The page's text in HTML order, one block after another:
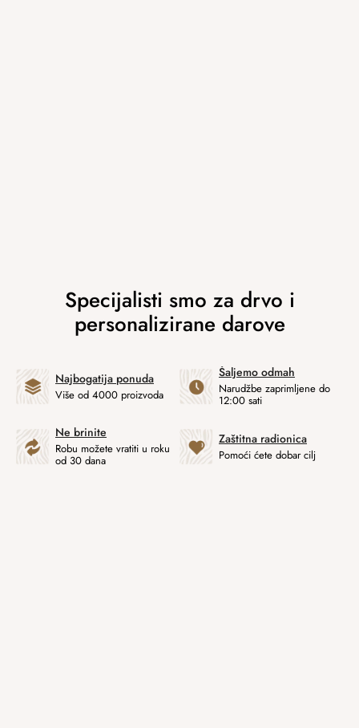
Najbogatija ponuda
Više od 4000 proizvoda
Šaljemo odmah
Narudžbe zaprimljene do
12:00 sati
Ne brinite
Robu možete vratiti u roku
od 30 dana
Zaštitna radionica
Pomoći ćete dobar cilj